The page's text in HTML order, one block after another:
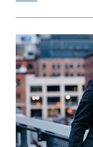
opera’s tekenen het